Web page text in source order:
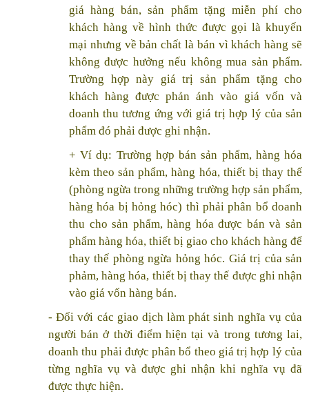
giá hàng bán, sản phẩm tặng miễn phí cho
khách hàng về hình thức được gọi là khuyến
mại nhưng về bản chất là bán vì khách hàng sẽ
không được hưởng nếu không mua sản phẩm.
Trường hợp này giá trị sản phẩm tặng cho
khách hàng được phản ánh vào giá vốn và
doanh thu tương ứng với giá trị hợp lý của sản
phẩm đó phải được ghi nhận.
+ Ví dụ: Trường hợp bán sản phẩm, hàng hóa
kèm theo sản phẩm, hàng hóa, thiết bị thay thế
(phòng ngừa trong những trường hợp sản phẩm,
hàng hóa bị hỏng hóc) thì phải phân bổ doanh
thu cho sản phẩm, hàng hóa được bán và sản
phẩm hàng hóa, thiết bị giao cho khách hàng để
thay thế phòng ngừa hỏng hóc. Giá trị của sản
phảm, hàng hóa, thiết bị thay thế được ghi nhận
vào giá vốn hàng bán.
- Đối với các giao dịch làm phát sinh nghĩa vụ của
người bán ở thời điểm hiện tại và trong tương lai,
doanh thu phải được phân bổ theo giá trị hợp lý của
từng nghĩa vụ và được ghi nhận khi nghĩa vụ đã
được thực hiện.